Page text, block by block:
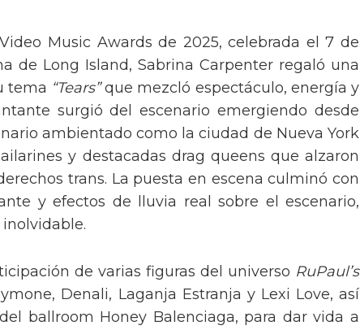
Music Awards de 2025, celebrada el 7 de
de Long Island, Sabrina Carpenter regaló una
tema “Tears”que mezcló espectáculo, energía y
surgió del escenario emergiendo desde
ambientado como la ciudad de Nueva York
y destacadas drag queens que alzaron
trans. La puesta en escena culminó con
y efectos de lluvia real sobre el escenario,
de varias figuras del universo RuPaul’s
Denali, Laganja Estranja y Lexi Love, así
ballroom Honey Balenciaga, para dar vida a